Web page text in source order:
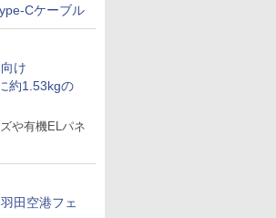
Cケーブル
け
約1.53kgの
や有機ELパネ
田空港フェ